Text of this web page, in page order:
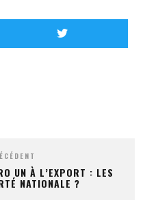
UN À L’EXPORT : LES
NATIONALE ?